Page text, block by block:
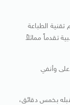
تقنية الطباعة
تقدماً مماثلاً
وأنفي
بخمس دقائق،